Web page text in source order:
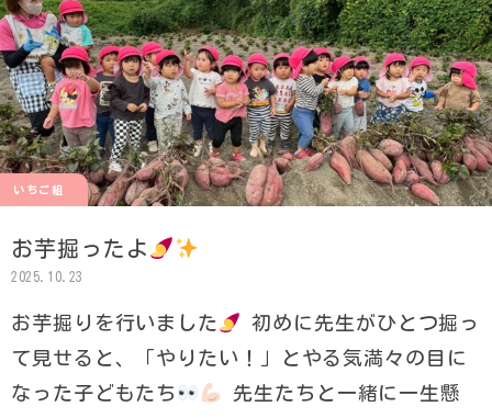
いちご組
お芋掘ったよ
2025.10.23
お芋掘りを行いました
初めに先生がひとつ掘っ
て見せると、「やりたい！」とやる気満々の目に
なった子どもたち
先生たちと一緒に一生懸